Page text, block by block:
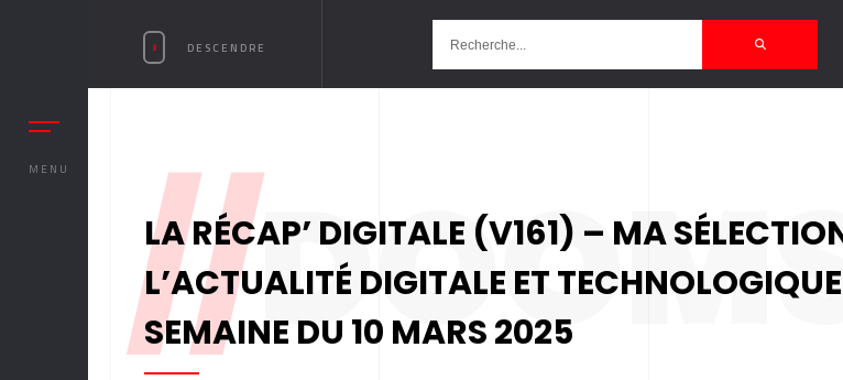
MENU
DESCENDRE
//
LA RÉCAP’ DIGITALE (V161) – MA
L’ACTUALITÉ DIGITALE ET
SEMAINE DU 10 MARS 2025